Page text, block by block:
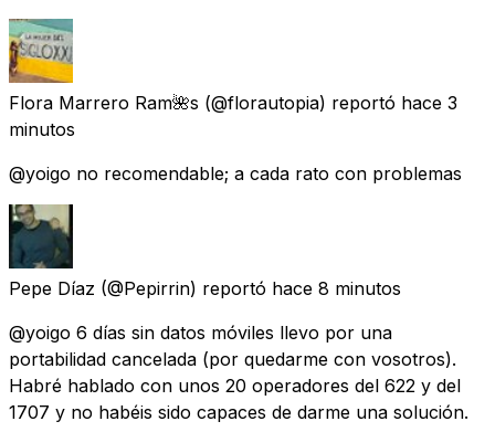
Flora Marrero Ram🌺s (@florautopia) reportó hace 3
minutos
@yoigo no recomendable; a cada rato con problemas
Pepe Díaz (@Pepirrin) reportó hace 8 minutos
@yoigo 6 días sin datos móviles llevo por una
portabilidad cancelada (por quedarme con vosotros).
Habré hablado con unos 20 operadores del 622 y del
1707 y no habéis sido capaces de darme una solución.